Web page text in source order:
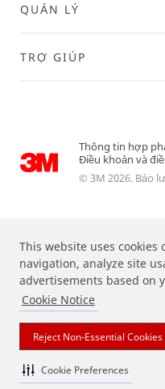
This website uses cookies
navigation, analyze site
advertisements based on
Cookie Notice
Reject Non-Essential Cookies
Cookie Preferences
QUẢN LÝ
TRỢ GIÚP
Thông tin hợp
Điều khoản và
© 3M 2026. Bảo
Các thương hiệu nêu trên